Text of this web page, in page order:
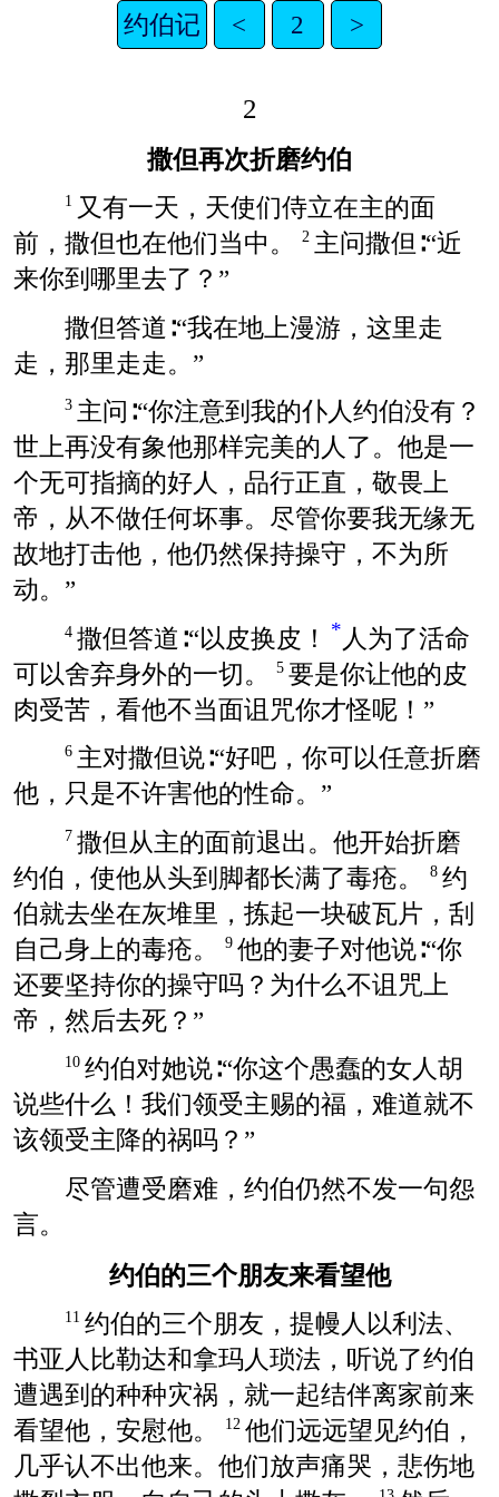
约伯记 < 2 >
2
撒但再次折磨约伯
1 又有一天，天使们侍立在主的面
前，撒但也在他们当中。
2 主问撒但∶“近
来你到哪里去了？”
撒但答道∶“我在地上漫游，这里走
走，那里走走。”
3 主问∶“你注意到我的仆人约伯没有？
世上再没有象他那样完美的人了。他是一
个无可指摘的好人，品行正直，敬畏上
帝，从不做任何坏事。尽管你要我无缘无
故地打击他，他仍然保持操守，不为所
动。”
4 撒但答道∶“以皮换皮！ * 人为了活命
可以舍弃身外的一切。
5 要是你让他的皮
肉受苦，看他不当面诅咒你才怪呢！”
6 主对撒但说∶“好吧，你可以任意折磨
他，只是不许害他的性命。”
7 撒但从主的面前退出。他开始折磨
约伯，使他从头到脚都长满了毒疮。
8 约
伯就去坐在灰堆里，拣起一块破瓦片，刮
自己身上的毒疮。
9 他的妻子对他说∶“你
还要坚持你的操守吗？为什么不诅咒上
帝，然后去死？”
10 约伯对她说∶“你这个愚蠢的女人胡
说些什么！我们领受主赐的福，难道就不
该领受主降的祸吗？”
尽管遭受磨难，约伯仍然不发一句怨
言。
约伯的三个朋友来看望他
11 约伯的三个朋友，提幔人以利法、
书亚人比勒达和拿玛人琐法，听说了约伯
遭遇到的种种灾祸，就一起结伴离家前来
看望他，安慰他。
12 他们远远望见约伯，
几乎认不出他来。他们放声痛哭，悲伤地